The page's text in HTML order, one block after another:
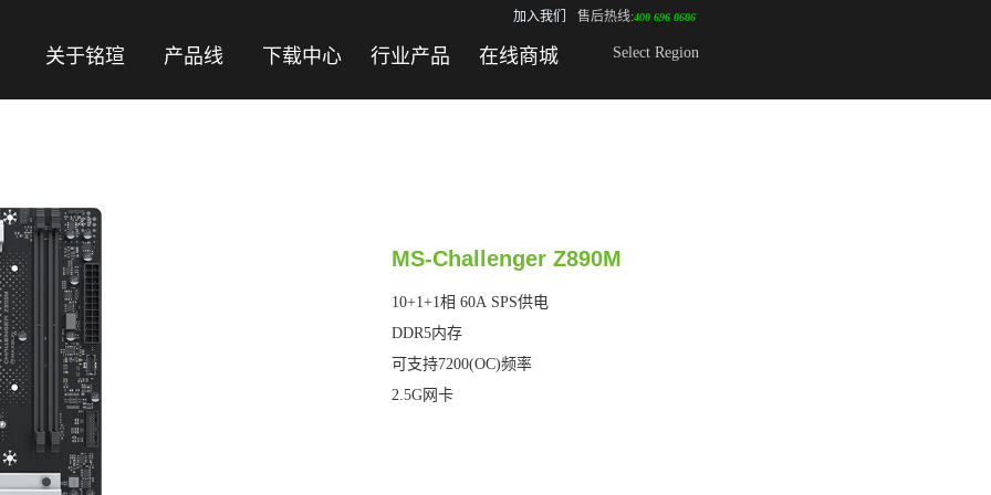
关于铭瑄 产品线 下载中心 行业产品 在线商城 Select Region
加入我们 售后热线:400 696 0606
MS-Challenger Z890M
10+1+1相 60A SPS供电
DDR5内存
可支持7200(OC)频率
2.5G网卡